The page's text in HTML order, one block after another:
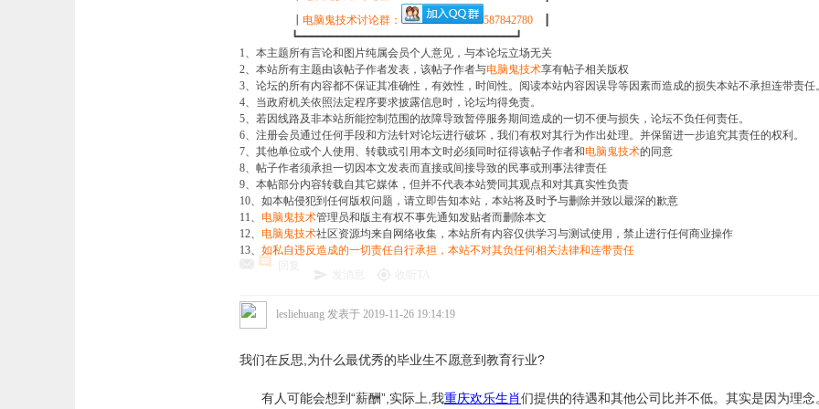
电脑鬼技术讨论群： 587842780
┗━━━━━━━━━━━━━━━━━━━━━━━━━━━━━━━━━━┛
1、本主题所有言论和图片纯属会员个人意见，与本论坛立场无关
2、本站所有主题由该帖子作者发表，该帖子作者与电脑鬼技术享有帖子相关版权
3、论坛的所有内容都不保证其准确性，有效性，时间性。阅读本站内容因误导等因素而造成的损失本站不承担连带责任。
4、当政府机关依照法定程序要求披露信息时，论坛均得免责。
5、若因线路及非本站所能控制范围的故障导致暂停服务期间造成的一切不便与损失，论坛不负任何责任。
6、注册会员通过任何手段和方法针对论坛进行破坏，我们有权对其行为作出处理。并保留进一步追究其责任的权利。
7、其他单位或个人使用、转载或引用本文时必须同时征得该帖子作者和电脑鬼技术的同意
8、帖子作者须承担一切因本文发表而直接或间接导致的民事或刑事法律责任
9、本帖部分内容转载自其它媒体，但并不代表本站赞同其观点和对其真实性负责
10、如本帖侵犯到任何版权问题，请立即告知本站，本站将及时予与删除并致以最深的歉意
11、 电脑鬼技术管理员和版主有权不事先通知发贴者而删除本文
12、 电脑鬼技术社区资源均来自网络收集，本站所有内容仅供学习与测试使用，禁止进行任何商业操作
13、 如私自违反造成的一切责任自行承担，本站不对其负任何相关法律和连带责任
lesliehuang 发表于 2019-11-26 19:14:19
我们在反思,为什么最优秀的毕业生不愿意到教育行业?
有人可能会想到“薪酬”,实际上,我重庆欢乐生肖们提供的待遇和其他公司比并不低。其实是因为理念